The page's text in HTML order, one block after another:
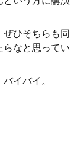
ひそちらも同
なと思ってい
イバイ。